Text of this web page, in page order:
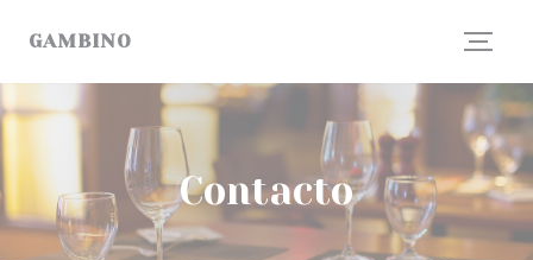
GAMBINO
Contacto